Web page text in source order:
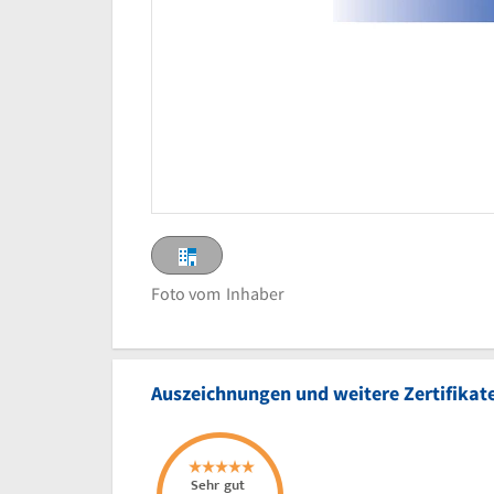
Foto vom Inhaber
Auszeichnungen und weitere